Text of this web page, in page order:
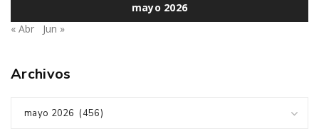
mayo 2026
« Abr Jun »
Archivos
mayo 2026 (456)